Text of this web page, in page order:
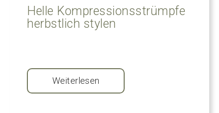
Helle Kompressionsstrümpfe
herbstlich stylen
Weiterlesen